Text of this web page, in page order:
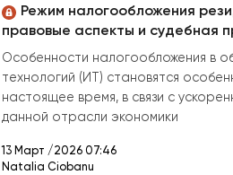
Режим налогообложения
правовые аспекты и судебная
Особенности налогообложения в
технологий (ИТ) становятся
настоящее время, в связи с
данной отрасли экономики
13 Март /2026 07:46
Natalia Ciobanu